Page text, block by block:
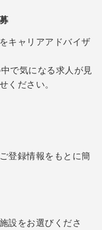
キャリアアドバイザ
で気になる求人が見
ください。
登録情報をもとに簡
設をお選びくださ